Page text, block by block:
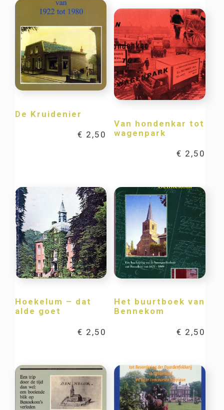
De Kruidenier
€ 2,50
Van hondenkar tot
wagenpark
€ 2,50
Hoekelum – dat
alde goet
€ 2,50
Het buurtboek van
Bennekom
€ 2,50